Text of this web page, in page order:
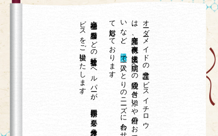
オ
ーダ
ーメ
イ
ド
の
介護サ
ービ
ス
イ
チ
ロ
ウ
は
、
在宅介護、
家事代行、
生活支援、
病院へ
の
通院の
付き
添い
や
外出の
お
手伝
い
な
ど
、
で
一人ひ
と
り
の
ニ
ーズ
に
合わ
せ
て
対応し
て
お
り
ま
す
。
介護福祉士や
看護師な
ど
の
経験豊富な
ヘ
ル
パ
ーが
、
専門技術が
必要な
身体介護サ
ー
ビ
ス
を
ご
提供い
た
し
ま
す
。